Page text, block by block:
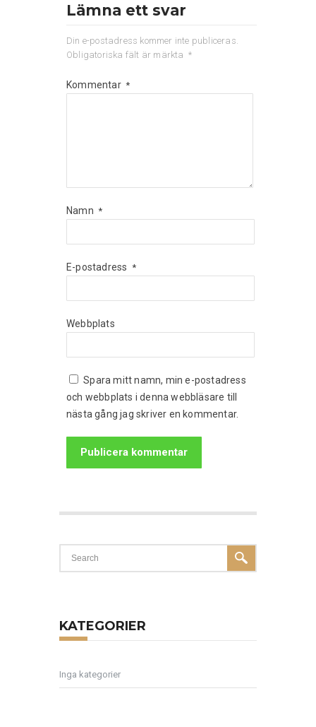
Lämna ett svar
Din e-postadress kommer inte publiceras.
Obligatoriska fält är märkta *
Kommentar *
Namn *
E-postadress *
Webbplats
Spara mitt namn, min e-postadress
och webbplats i denna webbläsare till
nästa gång jag skriver en kommentar.
KATEGORIER
Inga kategorier